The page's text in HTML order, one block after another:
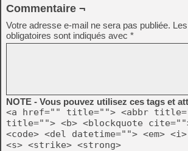
Commentaire ¬
Votre adresse e-mail ne sera pas publiée.
obligatoires sont indiqués avec *
NOTE - Vous pouvez utilisez ces tags et
<a href="" title=""> <abbr
title=""> <b> <blockquote
<code> <del datetime=""> <em>
<s> <strike> <strong>